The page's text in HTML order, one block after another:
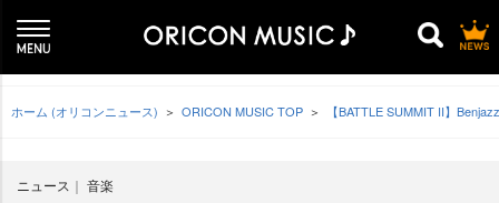
ホーム (オリコンニュース) ORICON MUSIC TOP 【BATTLE SUMMIT II】
ニュース 音楽